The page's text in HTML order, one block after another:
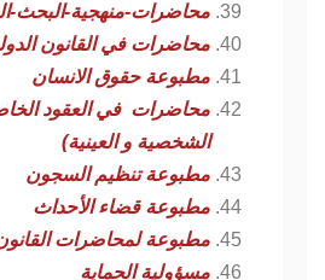
محاضرات-منهجية-البحث-
محاضرات في القانون
مطبوعة حقوق الانسان
محاضرات في العقود
الشخصية و العينية)
مطبوعة تنظيم السجون
مطبوعة قضاء الأحداث
مطبوعة لمحاضرات القانون
مسؤولية الحماية